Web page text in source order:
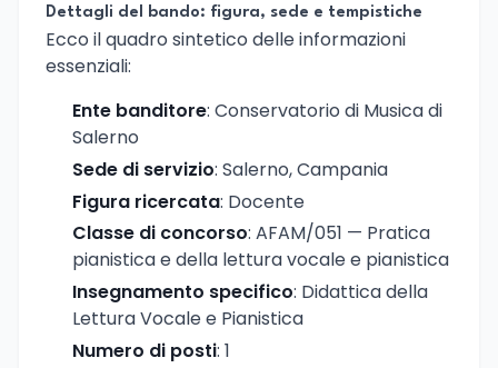
Dettagli del bando: figura, sede e tempistiche
Ecco il quadro sintetico delle informazioni
essenziali:
Ente banditore: Conservatorio di Musica di
Salerno
Sede di servizio: Salerno, Campania
Figura ricercata: Docente
Classe di concorso: AFAM/051 — Pratica
pianistica e della lettura vocale e pianistica
Insegnamento specifico: Didattica della
Lettura Vocale e Pianistica
Numero di posti: 1